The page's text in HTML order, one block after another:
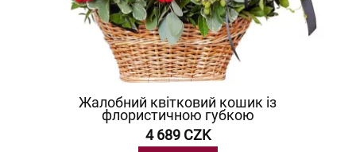
Жалобний квітковий кошик із
флористичною губкою
4 689 CZK